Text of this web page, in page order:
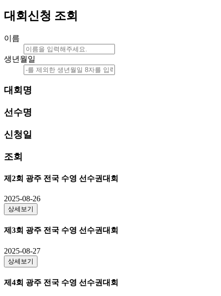
대회신청 조회
이름
생년월일
대회명
선수명
신청일
조회
제2회 광주 전국 수영 선수권대회
2025-08-26
상세보기
제3회 광주 전국 수영 선수권대회
2025-08-27
상세보기
제4회 광주 전국 수영 선수권대회